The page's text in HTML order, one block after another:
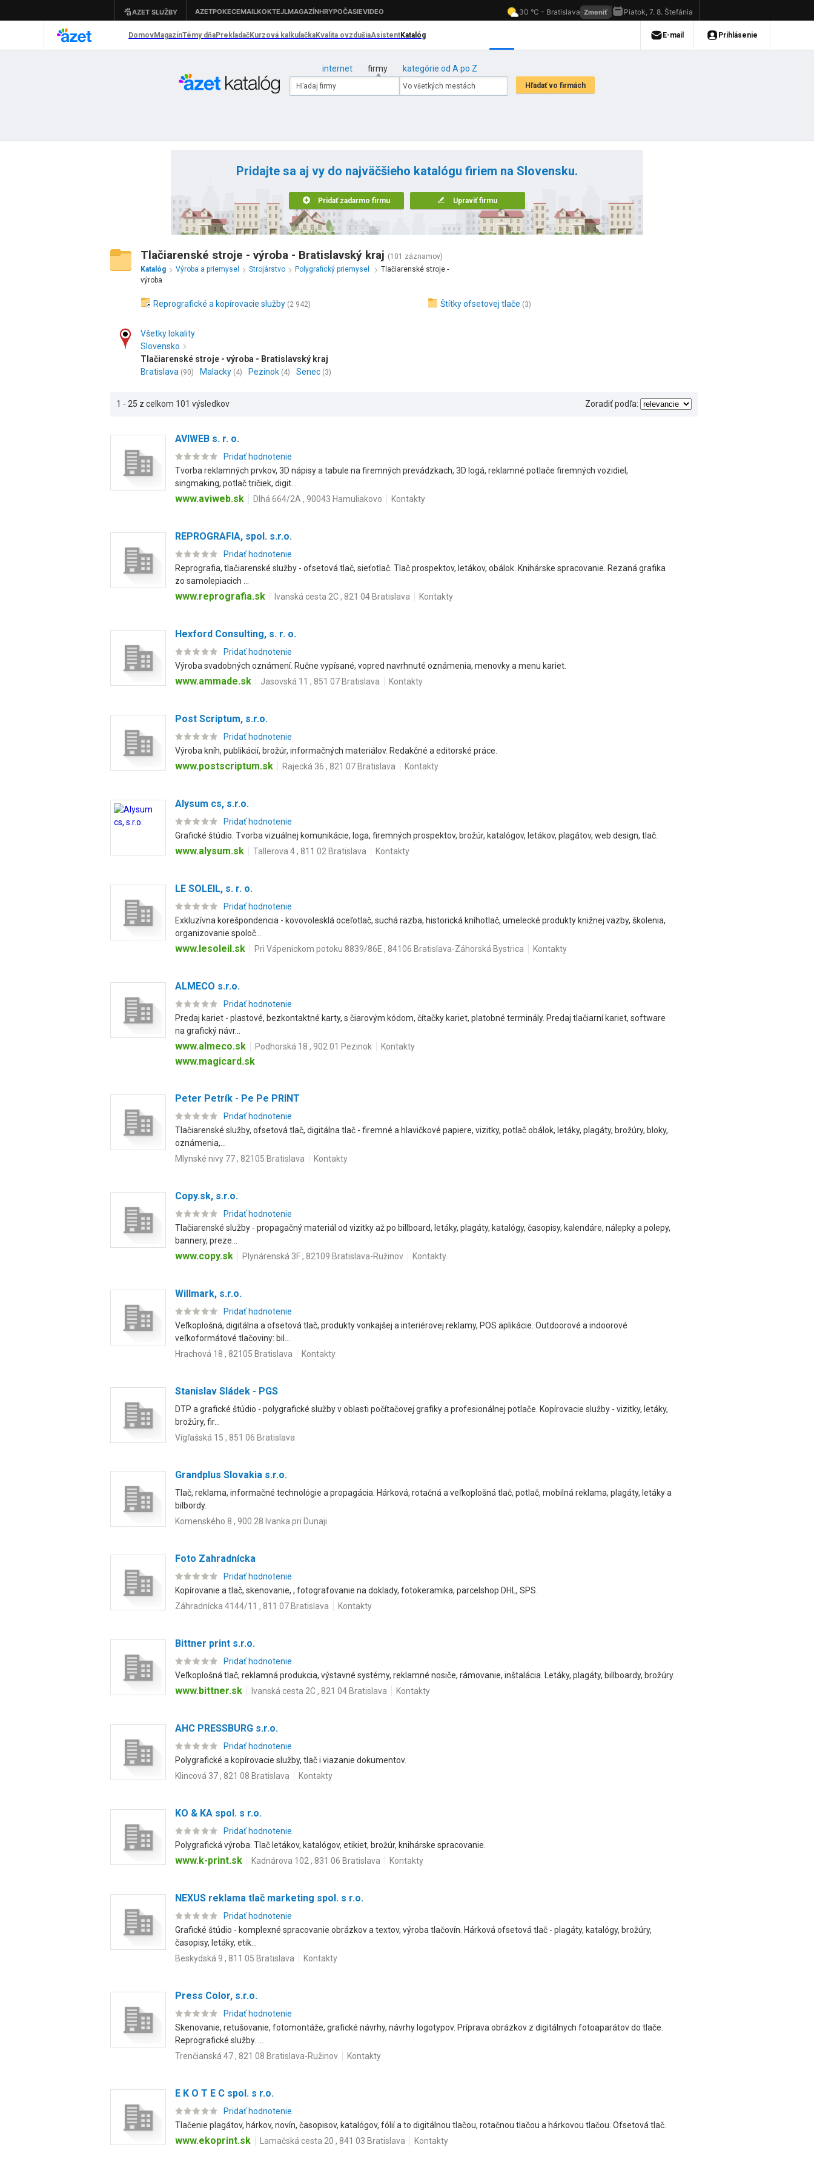
internet firmy kategórie od A po Z
Pridajte sa aj vy do najväčšieho katalógu firiem na Slovensku.
Pridať zadarmo firmu Upraviť firmu
Tlačiarenské stroje - výroba - Bratislavský kraj (101 záznamov)
Katalóg
Výroba a priemysel Strojárstvo Polygrafický priemysel
Tlačiarenské stroje -
výroba
Reprografické a kopírovacie služby (2 942) Štítky ofsetovej tlače (3)
Všetky lokality
Slovensko
Tlačiarenské stroje - výroba - Bratislavský kraj
Bratislava (90) Malacky (4) Pezinok (4) Senec (3)
1 - 25 z celkom 101 výsledkov Zoradiť podľa:
AVIWEB s. r. o.
Pridať hodnotenie
Tvorba reklamných prvkov, 3D nápisy a tabule na firemných prevádzkach, 3D logá, reklamné potlače firemných vozidiel,
singmaking, potlač tričiek, digit...
www.aviweb.sk Dlhá 664/2A , 90043 Hamuliakovo Kontakty
REPROGRAFIA, spol. s.r.o.
Pridať hodnotenie
Reprografia, tlačiarenské služby - ofsetová tlač, sieťotlač. Tlač prospektov, letákov, obálok. Knihárske spracovanie. Rezaná grafika
zo samolepiacich ...
www.reprografia.sk Ivanská cesta 2C , 821 04 Bratislava Kontakty
Hexford Consulting, s. r. o.
Pridať hodnotenie
Výroba svadobných oznámení. Ručne vypísané, vopred navrhnuté oznámenia, menovky a menu kariet.
www.ammade.sk Jasovská 11 , 851 07 Bratislava Kontakty
Post Scriptum, s.r.o.
Pridať hodnotenie
Výroba kníh, publikácií, brožúr, informačných materiálov. Redakčné a editorské práce.
www.postscriptum.sk Rajecká 36 , 821 07 Bratislava Kontakty
Alysum cs, s.r.o.
Pridať hodnotenie
Grafické štúdio. Tvorba vizuálnej komunikácie, loga, firemných prospektov, brožúr, katalógov, letákov, plagátov, web design, tlač.
www.alysum.sk Tallerova 4 , 811 02 Bratislava Kontakty
LE SOLEIL, s. r. o.
Pridať hodnotenie
Exkluzívna korešpondencia - kovovolesklá oceľotlač, suchá razba, historická kníhotlač, umelecké produkty knižnej väzby, školenia,
organizovanie spoloč...
www.lesoleil.sk Pri Vápenickom potoku 8839/86E , 84106 Bratislava-Záhorská Bystrica Kontakty
ALMECO s.r.o.
Pridať hodnotenie
Predaj kariet - plastové, bezkontaktné karty, s čiarovým kódom, čítačky kariet, platobné terminály. Predaj tlačiarní kariet, software
na grafický návr...
www.almeco.sk Podhorská 18 , 902 01 Pezinok Kontakty
www.magicard.sk
Peter Petrík - Pe Pe PRINT
Pridať hodnotenie
Tlačiarenské služby, ofsetová tlač, digitálna tlač - firemné a hlavičkové papiere, vizitky, potlač obálok, letáky, plagáty, brožúry, bloky,
oznámenia,...
Mlynské nivy 77 , 82105 Bratislava
Kontakty
Copy.sk, s.r.o.
Pridať hodnotenie
Tlačiarenské služby - propagačný materiál od vizitky až po billboard, letáky, plagáty, katalógy, časopisy, kalendáre, nálepky a polepy,
bannery, preze...
www.copy.sk Plynárenská 3F , 82109 Bratislava-Ružinov Kontakty
Willmark, s.r.o.
Pridať hodnotenie
Veľkoplošná, digitálna a ofsetová tlač, produkty vonkajšej a interiérovej reklamy, POS aplikácie. Outdoorové a indoorové
veľkoformátové tlačoviny: bil...
Hrachová 18 , 82105 Bratislava
Kontakty
Stanislav Sládek - PGS
DTP a grafické štúdio - polygrafické služby v oblasti počítačovej grafiky a profesionálnej potlače. Kopírovacie služby - vizitky, letáky,
brožúry, fir...
Vígľašská 15 , 851 06 Bratislava
Grandplus Slovakia s.r.o.
Tlač, reklama, informačné technológie a propagácia. Hárková, rotačná a veľkoplošná tlač, potlač, mobilná reklama, plagáty, letáky a
bilbordy.
Komenského 8 , 900 28 Ivanka pri Dunaji
Foto Zahradnícka
Pridať hodnotenie
Kopírovanie a tlač, skenovanie, , fotografovanie na doklady, fotokeramika, parcelshop DHL, SPS.
Záhradnícka 4144/11 , 811 07 Bratislava
Kontakty
Bittner print s.r.o.
Pridať hodnotenie
Veľkoplošná tlač, reklamná produkcia, výstavné systémy, reklamné nosiče, rámovanie, inštalácia. Letáky, plagáty, billboardy, brožúry.
www.bittner.sk Ivanská cesta 2C , 821 04 Bratislava Kontakty
AHC PRESSBURG s.r.o.
Pridať hodnotenie
Polygrafické a kopírovacie služby, tlač i viazanie dokumentov.
Klincová 37 , 821 08 Bratislava
Kontakty
KO & KA spol. s r.o.
Pridať hodnotenie
Polygrafická výroba. Tlač letákov, katalógov, etikiet, brožúr, knihárske spracovanie.
www.k-print.sk Kadnárova 102 , 831 06 Bratislava Kontakty
NEXUS reklama tlač marketing spol. s r.o.
Pridať hodnotenie
Grafické štúdio - komplexné spracovanie obrázkov a textov, výroba tlačovín. Hárková ofsetová tlač - plagáty, katalógy, brožúry,
časopisy, letáky, etik...
Beskydská 9 , 811 05 Bratislava
Kontakty
Press Color, s.r.o.
Pridať hodnotenie
Skenovanie, retušovanie, fotomontáže, grafické návrhy, návrhy logotypov. Príprava obrázkov z digitálnych fotoaparátov do tlače.
Reprografické služby. ...
Trenčianská 47 , 821 08 Bratislava-Ružinov
Kontakty
E K O T E C spol. s r.o.
Pridať hodnotenie
Tlačenie plagátov, hárkov, novín, časopisov, katalógov, fólií a to digitálnou tlačou, rotačnou tlačou a hárkovou tlačou. Ofsetová tlač.
www.ekoprint.sk Lamačská cesta 20 , 841 03 Bratislava Kontakty